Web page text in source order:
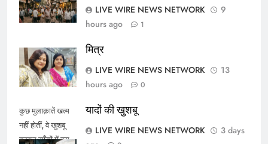
LIVE WIRE NEWS NETWORK
9
hours ago
1
मित्र
LIVE WIRE NEWS NETWORK
13
hours ago
0
कुछ मुलाक़ातें खत्म
नहीं होतीं, वे खुशबू
बनकर साँसों में बस
यादों की खुशबू
LIVE WIRE NEWS NETWORK
3 days